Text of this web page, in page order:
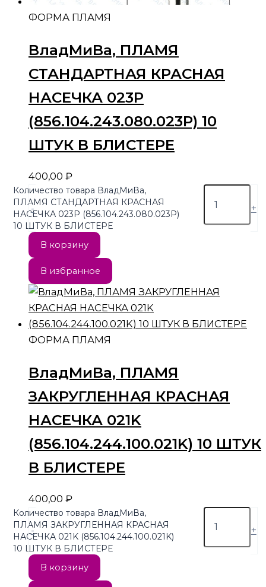
ФОРМА ПЛАМЯ
ВладМиВа, ПЛАМЯ
СТАНДАРТНАЯ КРАСНАЯ
НАСЕЧКА 023P
(856.104.243.080.023P) 10
ШТУК В БЛИСТЕРЕ
400,00 ₽
-
Количество товара ВладМиВа,
ПЛАМЯ СТАНДАРТНАЯ КРАСНАЯ
НАСЕЧКА 023P (856.104.243.080.023P)
10 ШТУК В БЛИСТЕРЕ
+
В корзину
В избранное
ФОРМА ПЛАМЯ
ВладМиВа, ПЛАМЯ
ЗАКРУГЛЕННАЯ КРАСНАЯ
НАСЕЧКА 021K
(856.104.244.100.021K) 10 ШТУК
В БЛИСТЕРЕ
400,00 ₽
-
Количество товара ВладМиВа,
ПЛАМЯ ЗАКРУГЛЕННАЯ КРАСНАЯ
НАСЕЧКА 021K (856.104.244.100.021K)
10 ШТУК В БЛИСТЕРЕ
+
В корзину